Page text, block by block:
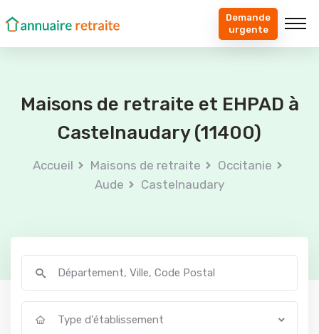
Demande
urgente
Maisons de retraite et EHPAD à
Castelnaudary (11400)
Accueil Maisons de retraite
Occitanie
Aude
Castelnaudary
Type d'établissement